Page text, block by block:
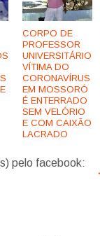
CORPO DE
PROFESSOR
UNIVERSITÁRIO
VÍTIMA DO
CORONAVÍRUS
EM MOSSORÓ
É ENTERRADO
SEM VELÓRIO
E COM CAIXÃO
LACRADO
pelo facebook: